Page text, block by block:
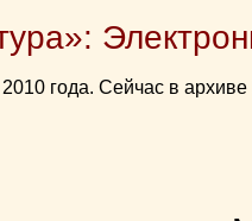
года. Сейчас в